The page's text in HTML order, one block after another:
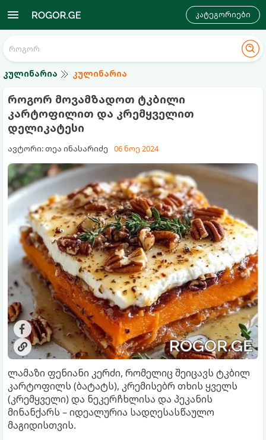
კატეგორიები
კულინარია კულინარია
როგორ მოვამზადოთ ტკბილი
კარტოფილით და კრემყველით
დელიკატესი
ავტორი: თეა ინასარიძე 06 ნოე 2024
ლამაზი ფენიანი კერძი, რომელიც შეიცავს ტკბილ
კარტოფილს (ბატატს), კრემისებრ თხის ყველს
(კრემყველი) და ნეკერჩხლისა და პეკანის
მინანქარს – იდეალურია სადღესასწაულო
მაგიდისთვის.